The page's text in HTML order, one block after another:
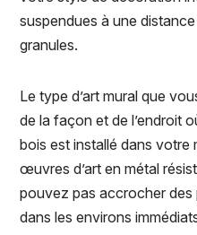
suspendues à une
granules.
Le type d’art mural que
de la façon et de l’endroit
bois est installé dans votre
œuvres d’art en métal
pouvez pas accrocher
dans les environs